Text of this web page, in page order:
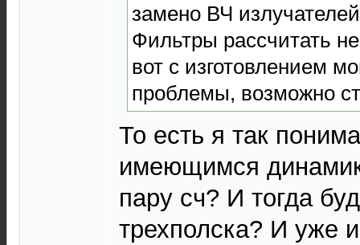
замено ВЧ
Фильтры рассчитать
вот с изготовлением
проблемы, возможно
То есть я так
имеющимся
пару сч? И тогда
трехполска? И уже